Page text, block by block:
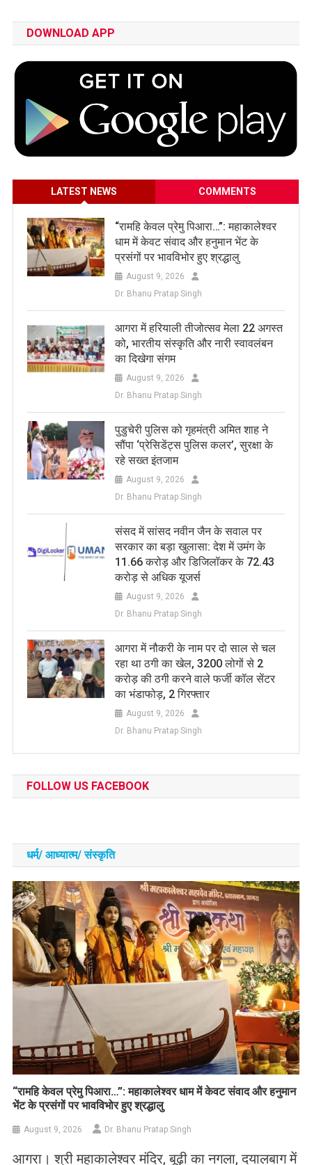
DOWNLOAD APP
LATEST NEWS COMMENTS
​“रामहि केवल प्रेमु पिआरा…”: महाकालेश्वर
धाम में केवट संवाद और हनुमान भेंट के
प्रसंगों पर भावविभोर हुए श्रद्धालु
August 9, 2026
Dr. Bhanu Pratap Singh
आगरा में हरियाली तीजोत्सव मेला 22 अगस्त
को, भारतीय संस्कृति और नारी स्वावलंबन
का दिखेगा संगम
August 9, 2026
Dr. Bhanu Pratap Singh
पुडुचेरी पुलिस को गृहमंत्री अमित शाह ने
सौंपा ‘प्रेसिडेंट्स पुलिस कलर’, सुरक्षा के
रहे सख्त इंतजाम
August 9, 2026
Dr. Bhanu Pratap Singh
संसद में सांसद नवीन जैन के सवाल पर
सरकार का बड़ा खुलासा: देश में उमंग के
11.66 करोड़ और डिजिलॉकर के 72.43
करोड़ से अधिक यूजर्स
August 9, 2026
Dr. Bhanu Pratap Singh
आगरा में नौकरी के नाम पर दो साल से चल
रहा था ठगी का खेल, 3200 लोगों से 2
करोड़ की ठगी करने वाले फर्जी कॉल सेंटर
का भंडाफोड़, 2 गिरफ्तार
August 9, 2026
Dr. Bhanu Pratap Singh
FOLLOW US FACEBOOK
धर्म/ आध्‍यात्‍म/ संस्‍कृति
​“रामहि केवल प्रेमु पिआरा…”: महाकालेश्वर धाम में केवट संवाद और हनुमान
भेंट के प्रसंगों पर भावविभोर हुए श्रद्धालु
August 9, 2026 Dr. Bhanu Pratap Singh
आगरा। श्री महाकालेश्वर मंदिर, बूढ़ी का नगला, दयालबाग में